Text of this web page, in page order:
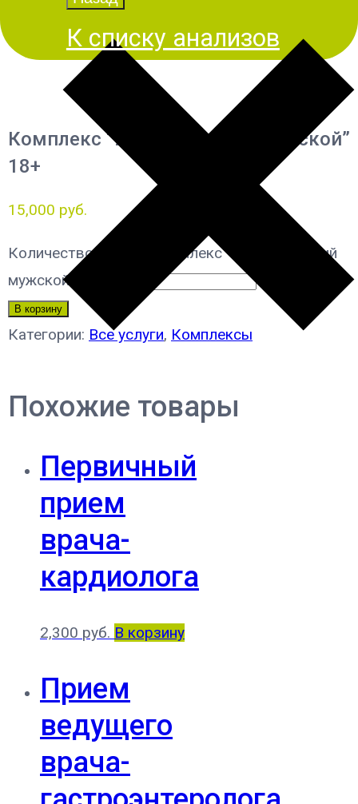
К списку анализов
Комплекс “Урологический мужской”
18+
15,000 руб.
Количество товара Комплекс "Урологический
мужской" 18+
В корзину
Категории: Все услуги, Комплексы
Похожие товары
Первичный
прием
врача-
кардиолога
2,300 руб. В корзину
Прием
ведущего
врача-